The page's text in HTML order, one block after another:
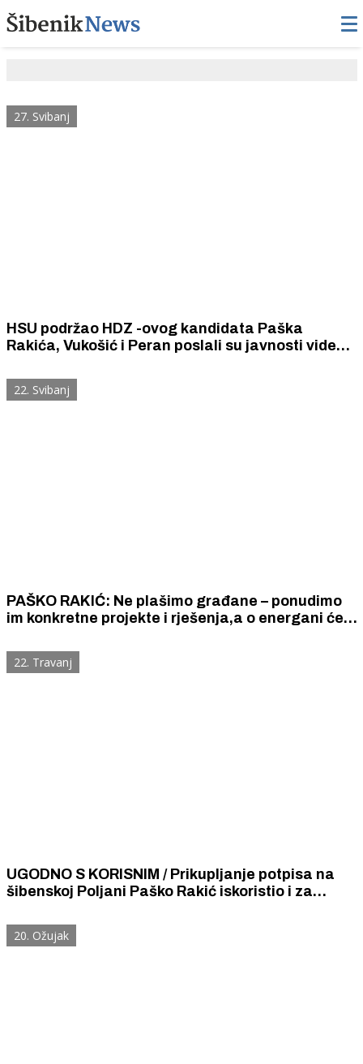
27. Svibanj
HSU podržao HDZ -ovog kandidata Paška
Rakića, Vukošić i Peran poslali su javnosti video
22. Svibanj
PAŠKO RAKIĆ: Ne plašimo građane – ponudimo
im konkretne projekte i rješenja,a o energani će
22. Travanj
UGODNO S KORISNIM / Prikupljanje potpisa na
šibenskoj Poljani Paško Rakić iskoristio i za
20. Ožujak